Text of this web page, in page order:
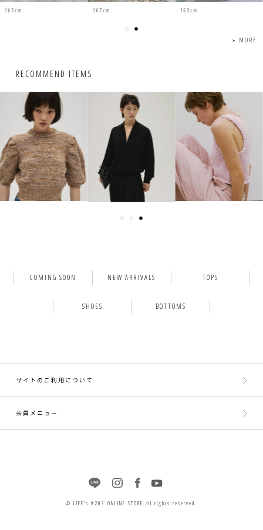
163cm 167cm
» MORE
RECOMMEND ITEMS
COMING SOON NEW ARRIVALS TOPS
SHOES BOTTOMS
サイトのご利用について
会員メニュー
© LIFE's #203 ONLINE STORE all rights reserved.